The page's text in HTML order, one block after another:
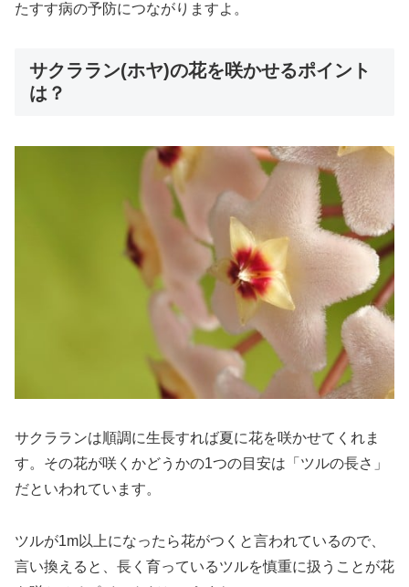
たすす病の予防につながりますよ。
サクララン(ホヤ)の花を咲かせるポイント
は？
サクラランは順調に生長すれば夏に花を咲かせてくれま
す。その花が咲くかどうかの1つの目安は「ツルの長さ」
だといわれています。
ツルが1m以上になったら花がつくと言われているので、
言い換えると、長く育っているツルを慎重に扱うことが花